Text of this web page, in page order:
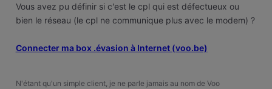
Vous avez pu définir si c'est le cpl qui est défectueux ou
bien le réseau (le cpl ne communique plus avec le modem) ?
Connecter ma box .évasion à Internet (voo.be)
N'étant qu'un simple client, je ne parle jamais au nom de Voo